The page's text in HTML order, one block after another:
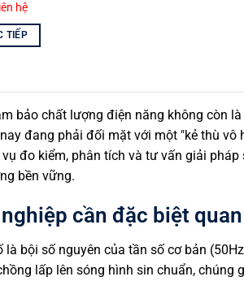
hệ
TIẾP
bảo chất lượng điện năng không còn
đang phải đối mặt với một "kẻ thù vô
đo kiểm, phân tích và tư vấn giải
bền vững.
cần đặc biệt
bội số nguyên của tần số cơ bản
lấp lên sóng hình sin chuẩn, chúng